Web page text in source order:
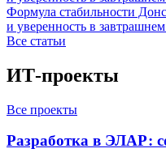
Формула стабильности
и уверенность в
Все статьи
ИТ-проекты
Все проекты
Разработка в ЭЛАР: